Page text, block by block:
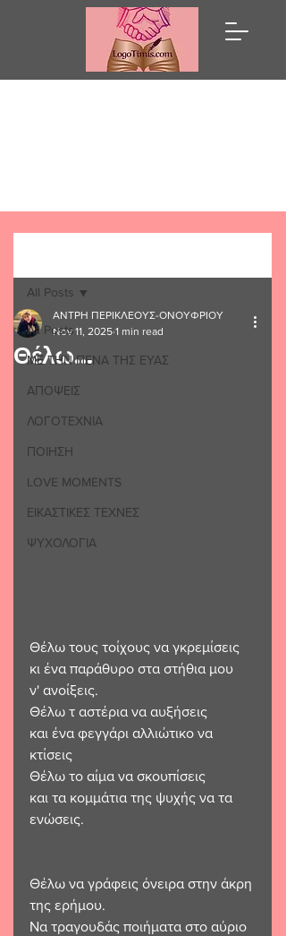
All Posts
ΜΕ ΤΗΝ ΠΕΝΑ ΤΗΣ ΕΥΑΣ
ΑΠΟΨΕΙΣ
ΛΟΓΟΤΕΧΝΙΑ
ΠΟΙΗΣΗ
LOVE MOMENTS
ΕΙΚΑΣΤΙΚΕΣ ΤΕΧΝΕΣ
ΨΥΧΟΛΟΓΙΑ
All Posts
Θέλω...
ΑΝΤΡΗ ΠΕΡΙΚΛΕΟΥΣ-ΟΝΟΥΦΡΙΟΥ
Nov 11, 2025 1 min read
Θέλω τους τοίχους να γκρεμίσεις
κι ένα παράθυρο στα στήθια μου
ν' ανοίξεις.
Θέλω τ αστέρια να αυξήσεις
και ένα φεγγάρι αλλιώτικο να
κτίσεις
Θέλω το αίμα να σκουπίσεις
και τα κομμάτια της ψυχής να τα
ενώσεις.
Θέλω να γράφεις όνειρα στην άκρη
της ερήμου.
Να τραγουδάς ποιήματα στο αύριο